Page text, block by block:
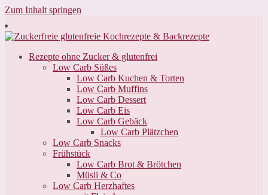
Zum Inhalt springen
Rezepte ohne Zucker & glutenfrei
Low Carb Süßes
Low Carb Kuchen & Torten
Low Carb Muffins
Low Carb Dessert
Low Carb Eis
Low Carb Gebäck
Low Carb Plätzchen
Low Carb Snacks
Frühstück
Low Carb Brot & Brötchen
Müsli & Co
Low Carb Herzhaftes